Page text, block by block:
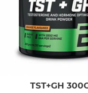
TST+GH